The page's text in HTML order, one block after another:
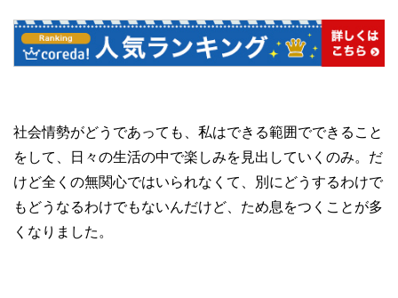
社会情勢がどうであっても、私はできる範囲でできること
をして、日々の生活の中で楽しみを見出していくのみ。だ
けど全くの無関心ではいられなくて、別にどうするわけで
もどうなるわけでもないんだけど、ため息をつくことが多
くなりました。